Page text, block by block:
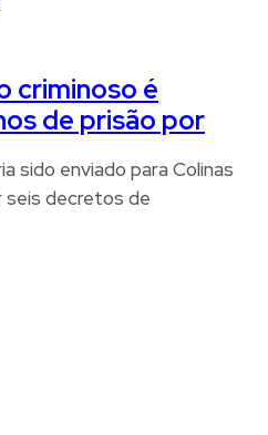
criminoso é
de prisão por
sido enviado para Colinas
seis decretos de